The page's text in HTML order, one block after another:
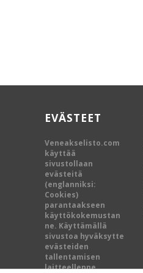
EVÄSTEET
Veneakselisto.com
käyttää
sivustollaan
evästeitä
(englanniksi:
Cookies)
parantaakseen
käyttökokemustan
ne. Käyttämällä
sivustoa hyväksytte
evästeiden
tallentamisen
laitteellenne.